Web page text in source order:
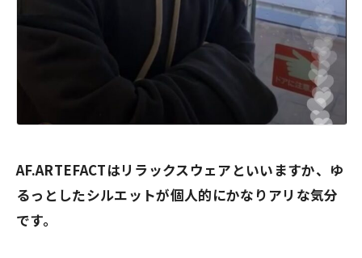
AF.ARTEFACTはリラックスウェアといいますか、ゆ
るっとしたシルエットが個人的にかなりアリな気分
です。